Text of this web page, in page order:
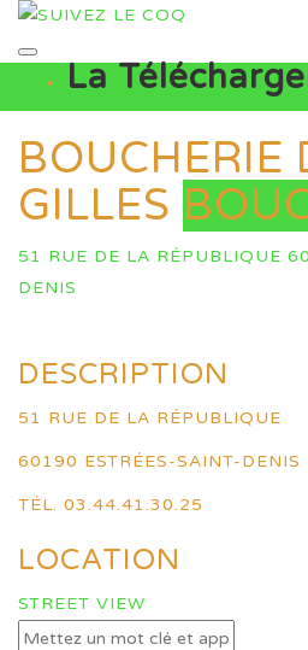
La
BOUCHERIE
GILLES
51 RUE DE LA RÉPUBLIQUE
DENIS
DESCRIPTION
51 RUE DE LA RÉPUBLIQUE
60190 ESTRÉES-SAINT-DENIS
TÉL. 03.44.41.30.25
LOCATION
STREET VIEW